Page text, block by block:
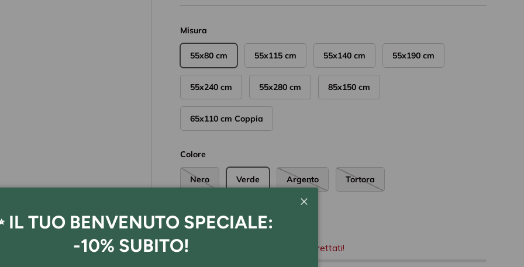
Misura
55x80 cm 55x115 cm 55x140 cm 55x190 cm
55x240 cm 55x280 cm 85x150 cm
65x110 cm Coppia
Colore
Nero Verde Argento Tortora
- Affrettati!
IL TUO BENVENUTO SPECIALE:
-10% SUBITO!